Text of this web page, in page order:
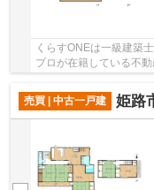
くらすONEは一級建築
プロが在籍している不
売買 | 中古一戸建
姫路